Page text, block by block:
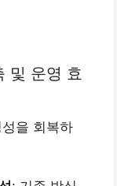
및 운영 효
을 회복하